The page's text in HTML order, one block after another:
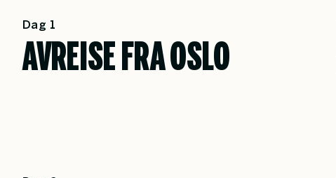
Dag 1
AVREISE FRA OSLO